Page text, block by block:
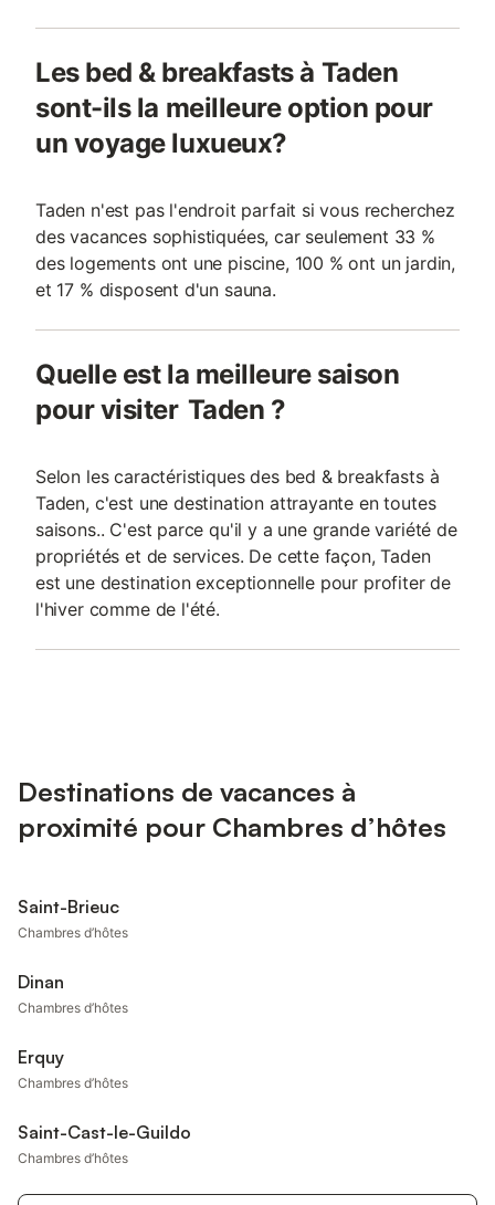
Les bed & breakfasts à Taden
sont-ils la meilleure option pour
un voyage luxueux?
Taden n'est pas l'endroit parfait si vous recherchez
des vacances sophistiquées, car seulement 33 %
des logements ont une piscine, 100 % ont un jardin,
et 17 % disposent d'un sauna.
Quelle est la meilleure saison
pour visiter Taden ?
Selon les caractéristiques des bed & breakfasts à
Taden, c'est une destination attrayante en toutes
saisons.. C'est parce qu'il y a une grande variété de
propriétés et de services. De cette façon, Taden
est une destination exceptionnelle pour profiter de
l'hiver comme de l'été.
Destinations de vacances à
proximité pour Chambres d’hôtes
Saint-Brieuc
Chambres d’hôtes
Dinan
Chambres d’hôtes
Erquy
Chambres d’hôtes
Saint-Cast-le-Guildo
Chambres d’hôtes